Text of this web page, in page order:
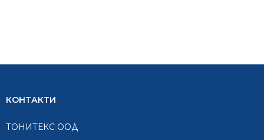
КОНТАКТИ
ТОНИТЕКС ООД